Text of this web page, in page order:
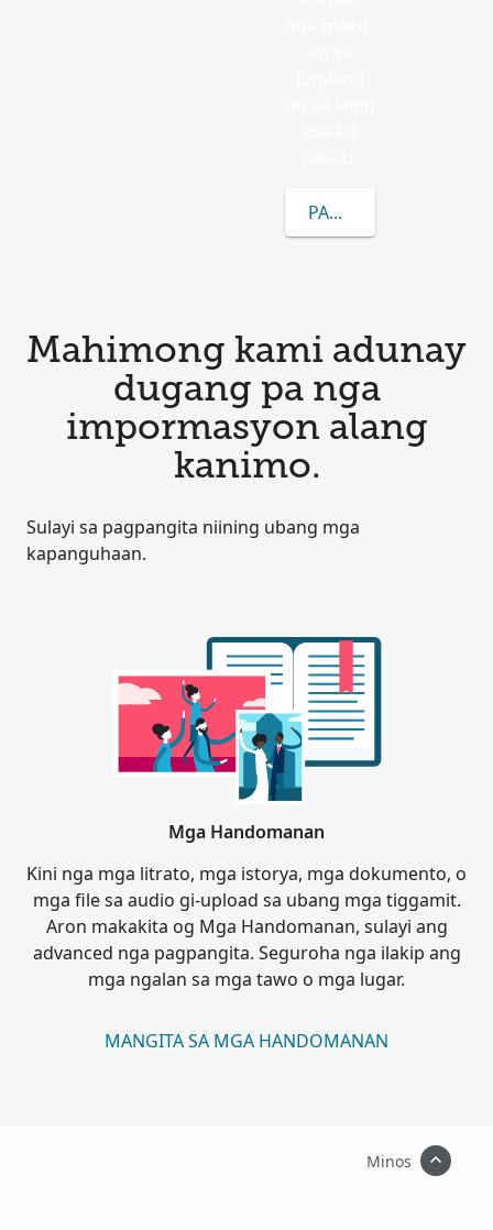
PAGKAT-ON OG
Mahimong kami adunay
dugang pa nga
impormasyon alang
kanimo.
Sulayi sa pagpangita niining ubang mga
kapanguhaan.
Mga Handomanan
Kini nga mga litrato, mga istorya, mga dokumento, o
mga file sa audio gi-upload sa ubang mga tiggamit.
Aron makakita og Mga Handomanan, sulayi ang
advanced nga pagpangita. Seguroha nga ilakip ang
mga ngalan sa mga tawo o mga lugar.
MANGITA SA MGA HANDOMANAN
Minos